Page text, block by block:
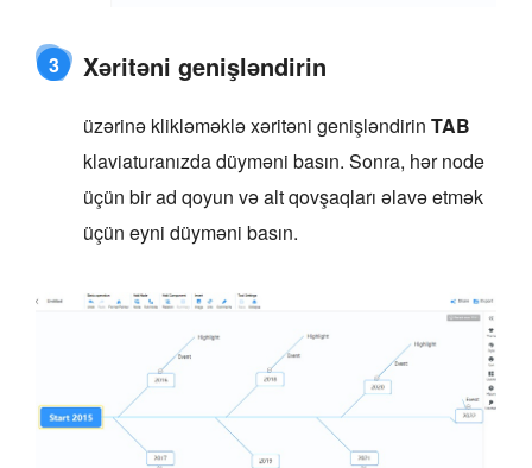
3 Xəritəni genişləndirin
üzərinə klikləməklə xəritəni genişləndirin TAB
klaviaturanızda düyməni basın. Sonra, hər node
üçün bir ad qoyun və alt qovşaqları əlavə etmək
üçün eyni düyməni basın.